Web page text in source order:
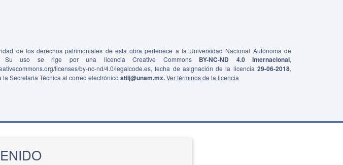
de los derechos patrimoniales de esta obra pertenece a la Universidad Nacional Autónoma de
Su uso se rige por una licencia Creative Commons BY-NC-ND 4.0 Internacional,
licenses/by-nc-nd/4.0/legalcode.es, fecha de asignación de la licencia 29-06-2018,
Secretaria Técnica al correo electrónico stiij@unam.mx.Ver términos de la licencia